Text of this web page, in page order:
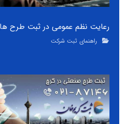
رعایت نظم عمومی در ثبت طرح
راهنمای ثبت شرکت